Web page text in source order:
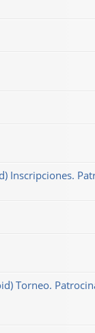
Inscripciones.
Torneo.